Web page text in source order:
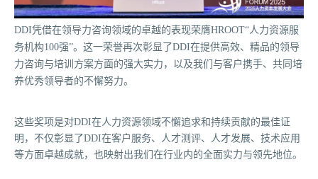
DDI凭借在领导力咨询领域的卓越的表现荣膺HROOT“人力资源服
务机构100强”。这一荣誉再次彰显了DDI在提供高效、精品的领导
力咨询与培训方案方面的强大实力，以及我们与客户携手、共同培
养优秀领导者的不懈努力。
这些奖项是对DDI在人力资源领域不懈追求和持续贡献的最佳证
明，不仅彰显了DDI在客户服务、人才测评、人才发展、技术应用
等方面卓越成就，也映射出我们在行业内的全面实力与领先地位。